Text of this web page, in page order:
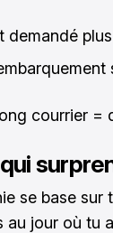
demandé
courrier =
se base sur
au jour où tu